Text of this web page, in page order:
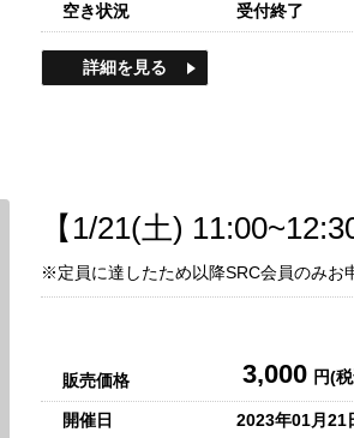
空き状況 受付終了
詳細を見る
【1/21(土)
※定員に達したため以降SRC会員のみお
販売価格 3,000 円(
開催日 2023年01月21